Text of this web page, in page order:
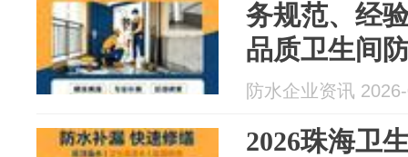
务规范、经
品质卫生间
月防水最新
防水企业资讯
2026珠海卫